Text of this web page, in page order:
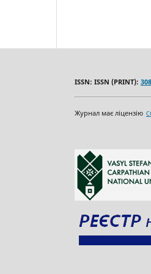
ISSN: ISSN (PRINT):
Журнал має ліцензію